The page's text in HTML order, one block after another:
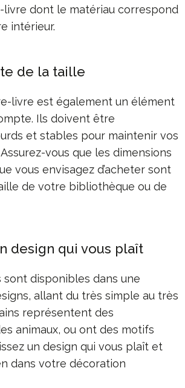
livre dont le matériau correspond
intérieur.
de la taille
livre est également un élément
Ils doivent être
et stables pour maintenir vos
vous que les dimensions
vous envisagez d’acheter sont
de votre bibliothèque ou de
design qui vous plaît
sont disponibles dans une
allant du très simple au très
représentent des
animaux, ou ont des motifs
un design qui vous plaît et
dans votre décoration